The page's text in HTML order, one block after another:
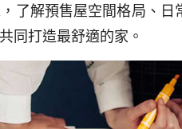
了解預售屋空間格局、日
同打造最舒適的家。